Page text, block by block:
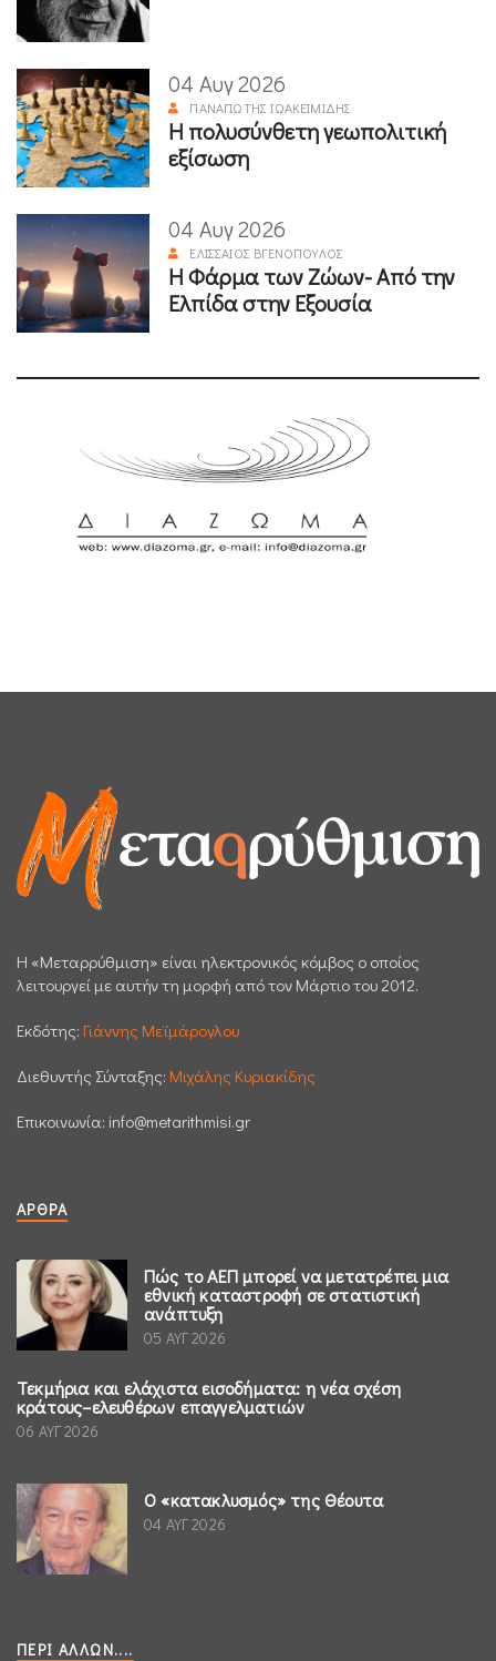
04 Αυγ 2026
ΠΑΝΑΓΙΏΤΗΣ ΙΩΑΚΕΙΜΊΔΗΣ
Η πολυσύνθετη γεωπολιτική
εξίσωση
04 Αυγ 2026
ΕΛΙΣΣΑΊΟΣ ΒΓΕΝΌΠΟΥΛΟΣ
Η Φάρμα των Ζώων- Από την
Ελπίδα στην Εξουσία
H «Μεταρρύθμιση» είναι ηλεκτρονικός κόμβος ο οποίος
λειτουργεί με αυτήν τη μορφή από τον Μάρτιο του 2012.
Εκδότης: Γιάννης Μεϊμάρογλου
Διεθυντής Σύνταξης: Μιχάλης Κυριακίδης
Επικοινωνία: info@metarithmisi.gr
ΆΡΘΡΑ
Πώς το ΑΕΠ μπορεί να μετατρέπει μια
εθνική καταστροφή σε στατιστική
ανάπτυξη
05 ΑΥΓ 2026
Τεκμήρια και ελάχιστα εισοδήματα: η νέα σχέση
κράτους–ελευθέρων επαγγελματιών
06 ΑΥΓ 2026
Ο «κατακλυσμός» της Θέουτα
04 ΑΥΓ 2026
ΠΕΡΊ ΆΛΛΩΝ....